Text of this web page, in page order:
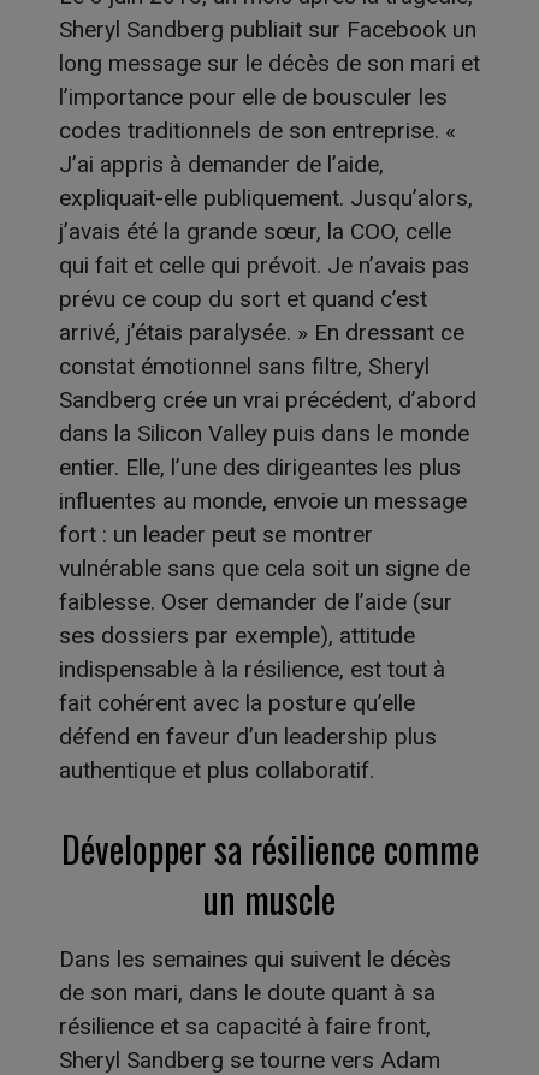
Sheryl Sandberg publiait sur Facebook un
long message sur le décès de son mari et
l’importance pour elle de bousculer les
codes traditionnels de son entreprise. «
J’ai appris à demander de l’aide,
expliquait-elle publiquement. Jusqu’alors,
j’avais été la grande sœur, la COO, celle
qui fait et celle qui prévoit. Je n’avais pas
prévu ce coup du sort et quand c’est
arrivé, j’étais paralysée. » En dressant ce
constat émotionnel sans filtre, Sheryl
Sandberg crée un vrai précédent, d’abord
dans la Silicon Valley puis dans le monde
entier. Elle, l’une des dirigeantes les plus
influentes au monde, envoie un message
fort : un leader peut se montrer
vulnérable sans que cela soit un signe de
faiblesse. Oser demander de l’aide (sur
ses dossiers par exemple), attitude
indispensable à la résilience, est tout à
fait cohérent avec la posture qu’elle
défend en faveur d’un leadership plus
authentique et plus collaboratif.
Développer sa résilience comme
un muscle
Dans les semaines qui suivent le décès
de son mari, dans le doute quant à sa
résilience et sa capacité à faire front,
Sheryl Sandberg se tourne vers Adam